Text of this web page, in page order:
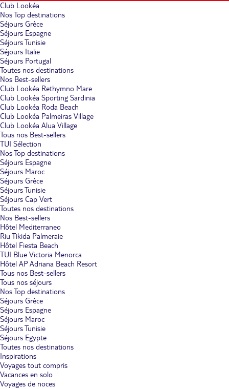
Club Lookéa
Nos Top destinations
Séjours Grèce
Séjours Espagne
Séjours Tunisie
Séjours Italie
Séjours Portugal
Toutes nos destinations
Nos Best-sellers
Club Lookéa Rethymno Mare
Club Lookéa Sporting Sardinia
Club Lookéa Roda Beach
Club Lookéa Palmeiras Village
Club Lookéa Alua Village
Tous nos Best-sellers
TUI Sélection
Nos Top destinations
Séjours Espagne
Séjours Maroc
Séjours Grèce
Séjours Tunisie
Séjours Cap Vert
Toutes nos destinations
Nos Best-sellers
Hôtel Mediterraneo
Riu Tikida Palmeraie
Hôtel Fiesta Beach
TUI Blue Victoria Menorca
Hôtel AP Adriana Beach Resort
Tous nos Best-sellers
Tous nos séjours
Nos Top destinations
Séjours Grèce
Séjours Espagne
Séjours Maroc
Séjours Tunisie
Séjours Egypte
Toutes nos destinations
Inspirations
Voyages tout compris
Vacances en solo
Voyages de noces